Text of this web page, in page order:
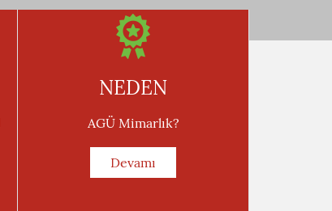
NEDEN
AGÜ Mimarlık?
Devamı